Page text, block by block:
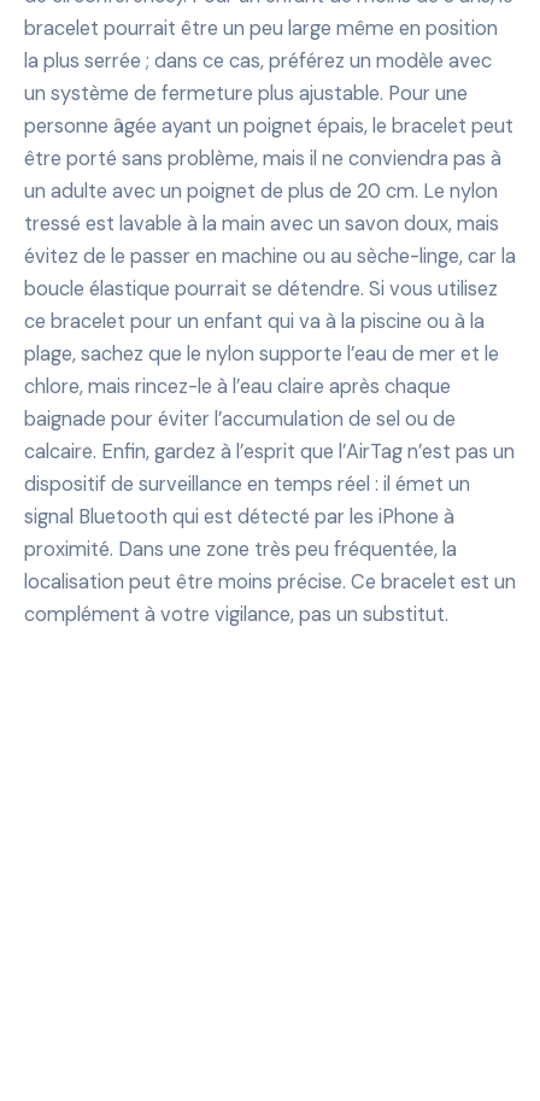
bracelet pourrait être un peu large même en position
la plus serrée ; dans ce cas, préférez un modèle avec
un système de fermeture plus ajustable. Pour une
personne âgée ayant un poignet épais, le bracelet peut
être porté sans problème, mais il ne conviendra pas à
un adulte avec un poignet de plus de 20 cm. Le nylon
tressé est lavable à la main avec un savon doux, mais
évitez de le passer en machine ou au sèche-linge, car la
boucle élastique pourrait se détendre. Si vous utilisez
ce bracelet pour un enfant qui va à la piscine ou à la
plage, sachez que le nylon supporte l’eau de mer et le
chlore, mais rincez-le à l’eau claire après chaque
baignade pour éviter l’accumulation de sel ou de
calcaire. Enfin, gardez à l’esprit que l’AirTag n’est pas un
dispositif de surveillance en temps réel : il émet un
signal Bluetooth qui est détecté par les iPhone à
proximité. Dans une zone très peu fréquentée, la
localisation peut être moins précise. Ce bracelet est un
complément à votre vigilance, pas un substitut.